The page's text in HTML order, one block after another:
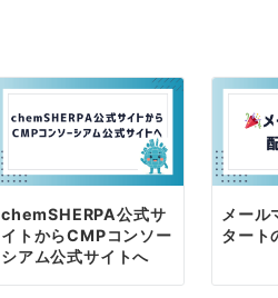
chemSHERPA公式サ
イトからCMPコンソー
シアム公式サイトへ
メール
タート